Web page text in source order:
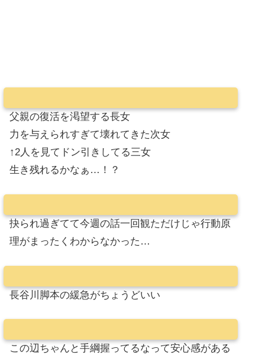
父親の復活を渇望する長女
力を与えられすぎて壊れてきた次女
↑2人を見てドン引きしてる三女
生き残れるかなぁ…！？
抉られ過ぎてて今週の話一回観ただけじゃ行動原
理がまったくわからなかった…
長谷川脚本の緩急がちょうどいい
この辺ちゃんと手綱握ってるなって安心感がある